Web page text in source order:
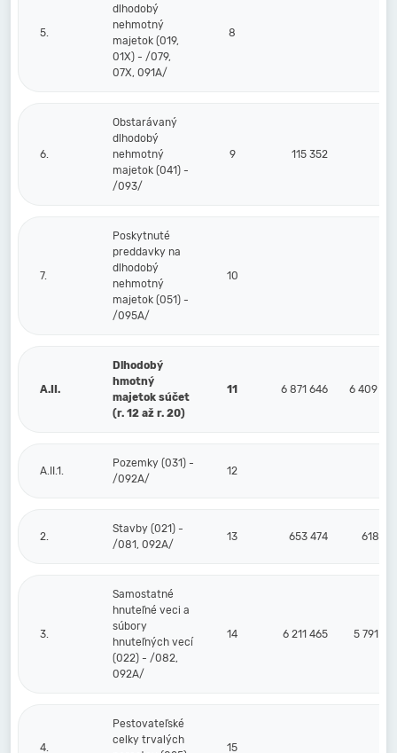
5.
dlhodobý
nehmotný
majetok (019,
01X) - /079,
07X, 091A/
8
6.
Obstarávaný
dlhodobý
nehmotný
majetok (041) -
/093/
9 115 352
7.
Poskytnuté
preddavky na
dlhodobý
nehmotný
majetok (051) -
/095A/
10
A.II.
Dlhodobý
hmotný
majetok súčet
(r. 12 až r. 20)
11 6 871 646 6 409
A.II.1.
Pozemky (031) -
/092A/
12
2.
Stavby (021) -
/081, 092A/
13 653 474 618
3.
Samostatné
hnuteľné veci a
súbory
hnuteľných vecí
(022) - /082,
092A/
14 6 211 465 5 791
4.
Pestovateľské
celky trvalých
15